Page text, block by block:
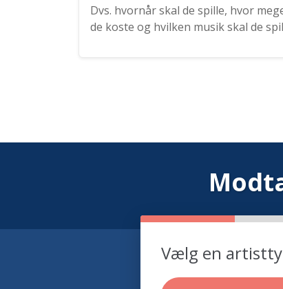
Dvs. hvornår skal de spille, hvor
de koste og hvilken musik skal de
Vælg en